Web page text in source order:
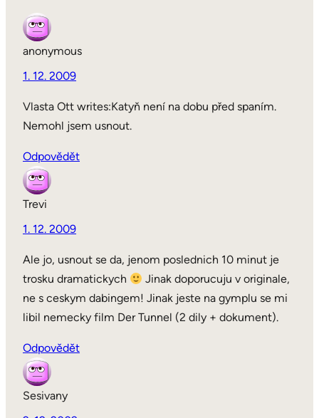
anonymous
1. 12. 2009
Vlasta Ott writes:Katyň není na dobu před spaním.
Nemohl jsem usnout.
Odpovědět
Trevi
1. 12. 2009
Ale jo, usnout se da, jenom poslednich 10 minut je
trosku dramatickych
Jinak doporucuju v originale,
ne s ceskym dabingem! Jinak jeste na gymplu se mi
libil nemecky film Der Tunnel (2 dily + dokument).
Odpovědět
Sesivany